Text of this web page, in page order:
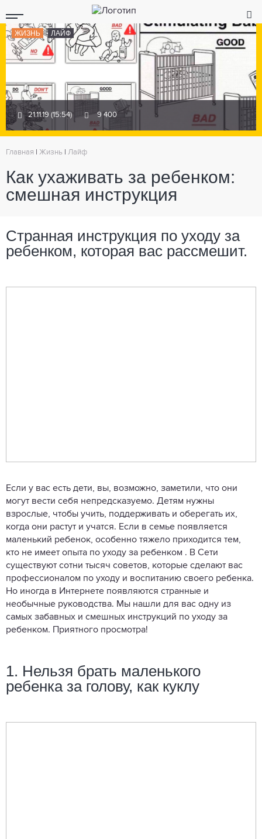
ЖИЗНЬ ЛАЙФ
21.11.19 (15:54) 9 400
Главная Жизнь Лайф
Как ухаживать за ребенком:
смешная инструкция
Странная инструкция по уходу за
ребенком, которая вас рассмешит.
Если у вас есть дети, вы, возможно, заметили, что они
могут вести себя непредсказуемо. Детям нужны
взрослые, чтобы учить, поддерживать и оберегать их,
когда они растут и учатся. Если в семье появляется
маленький ребенок, особенно тяжело приходится тем,
кто не имеет опыта по уходу за ребенком . В Сети
существуют сотни тысяч советов, которые сделают вас
профессионалом по уходу и воспитанию своего ребенка.
Но иногда в Интернете появляются странные и
необычные руководства. Мы нашли для вас одну из
самых забавных и смешных инструкций по уходу за
ребенком. Приятного просмотра!
1. Нельзя брать маленького
ребенка за голову, как куклу